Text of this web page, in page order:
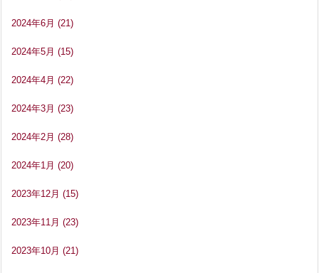
2024年6月 (21)
2024年5月 (15)
2024年4月 (22)
2024年3月 (23)
2024年2月 (28)
2024年1月 (20)
2023年12月 (15)
2023年11月 (23)
2023年10月 (21)